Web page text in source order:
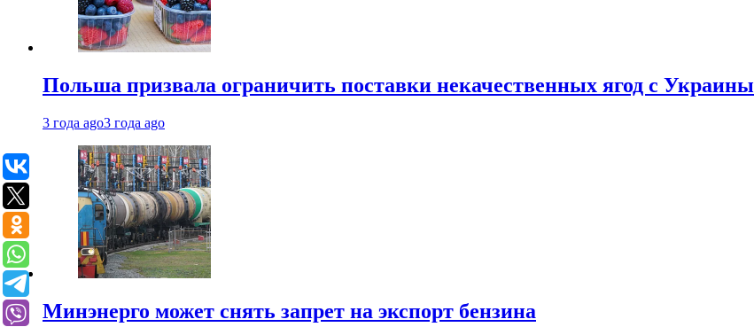
Польша призвала ограничить поставки некачественных ягод с Украины
3 года ago3 года ago
Минэнерго может снять запрет на экспорт бензина